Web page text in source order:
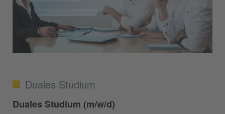
Duales Studium
Duales Studium (m/w/d)